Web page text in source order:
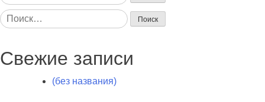
Найти:
Свежие записи
(без названия)